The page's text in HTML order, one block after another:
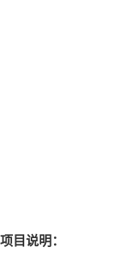
项目说明：